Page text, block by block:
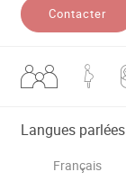
Contacter
Langues parlées
Français